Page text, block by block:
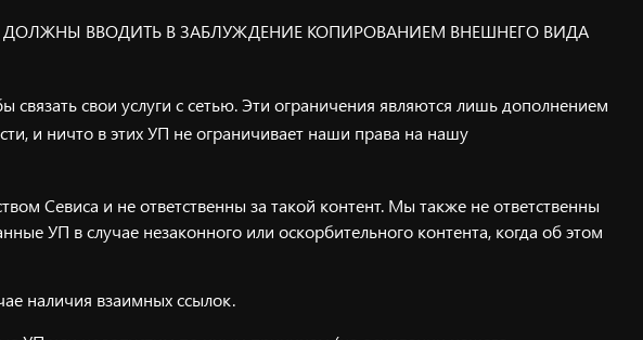
ДОЛЖНЫ ВВОДИТЬ В ЗАБЛУЖДЕНИЕ КОПИРОВАНИЕМ ВНЕШНЕГО ВИДА
свои услуги с сетью. Эти ограничения являются лишь дополнением
и ничто в этих УП не ограничивает наши права на нашу
Севиса и не ответственны за такой контент. Мы также не ответственны
УП в случае незаконного или оскорбительного контента, когда об этом
наличия взаимных ссылок.